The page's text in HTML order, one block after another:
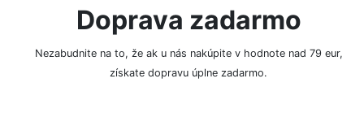
Doprava zadarmo
Nezabudnite na to, že ak u nás nakúpite v hodnote nad 79 eur,
získate dopravu úplne zadarmo.